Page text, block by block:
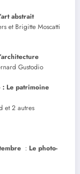
abstrait
et Brigitte Moscatti
’architecture
Gustodio
: Le patrimoine
et 2 autres
: Le photo-